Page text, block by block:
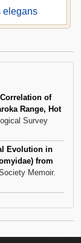
elegans
of
Range, Hot
Survey
Evolution in
from
Memoir.